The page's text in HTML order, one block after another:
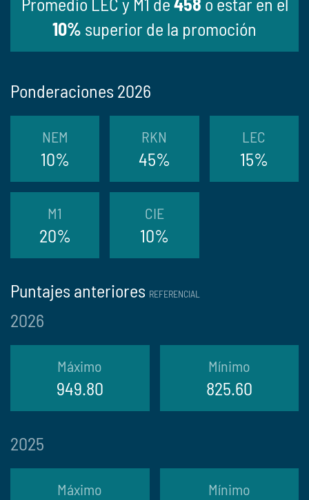
10% superior de la promoción
Ponderaciones 2026
NEM
10%
RKN
45%
LEC
15%
M1
20%
CIE
10%
Puntajes anteriores REFERENCIAL
2026
Máximo
949.80
Mínimo
825.60
2025
Máximo Mínimo